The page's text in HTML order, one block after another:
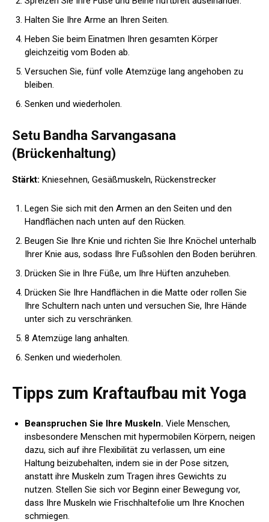
Halten Sie Ihre Arme an Ihren Seiten.
Heben Sie beim Einatmen Ihren gesamten Körper
gleichzeitig vom Boden ab.
Versuchen Sie, fünf volle Atemzüge lang angehoben zu
bleiben.
Senken und wiederholen.
Setu Bandha Sarvangasana
(Brückenhaltung)
Stärkt: Kniesehnen, Gesäßmuskeln, Rückenstrecker
Legen Sie sich mit den Armen an den Seiten und den
Handflächen nach unten auf den Rücken.
Beugen Sie Ihre Knie und richten Sie Ihre Knöchel unterhalb
Ihrer Knie aus, sodass Ihre Fußsohlen den Boden berühren.
Drücken Sie in Ihre Füße, um Ihre Hüften anzuheben.
Drücken Sie Ihre Handflächen in die Matte oder rollen Sie
Ihre Schultern nach unten und versuchen Sie, Ihre Hände
unter sich zu verschränken.
8 Atemzüge lang anhalten.
Senken und wiederholen.
Tipps zum Kraftaufbau mit Yoga
Beanspruchen Sie Ihre Muskeln. Viele Menschen,
insbesondere Menschen mit hypermobilen Körpern, neigen
dazu, sich auf ihre Flexibilität zu verlassen, um eine
Haltung beizubehalten, indem sie in der Pose sitzen,
anstatt ihre Muskeln zum Tragen ihres Gewichts zu
nutzen. Stellen Sie sich vor Beginn einer Bewegung vor,
dass Ihre Muskeln wie Frischhaltefolie um Ihre Knochen
schmiegen.